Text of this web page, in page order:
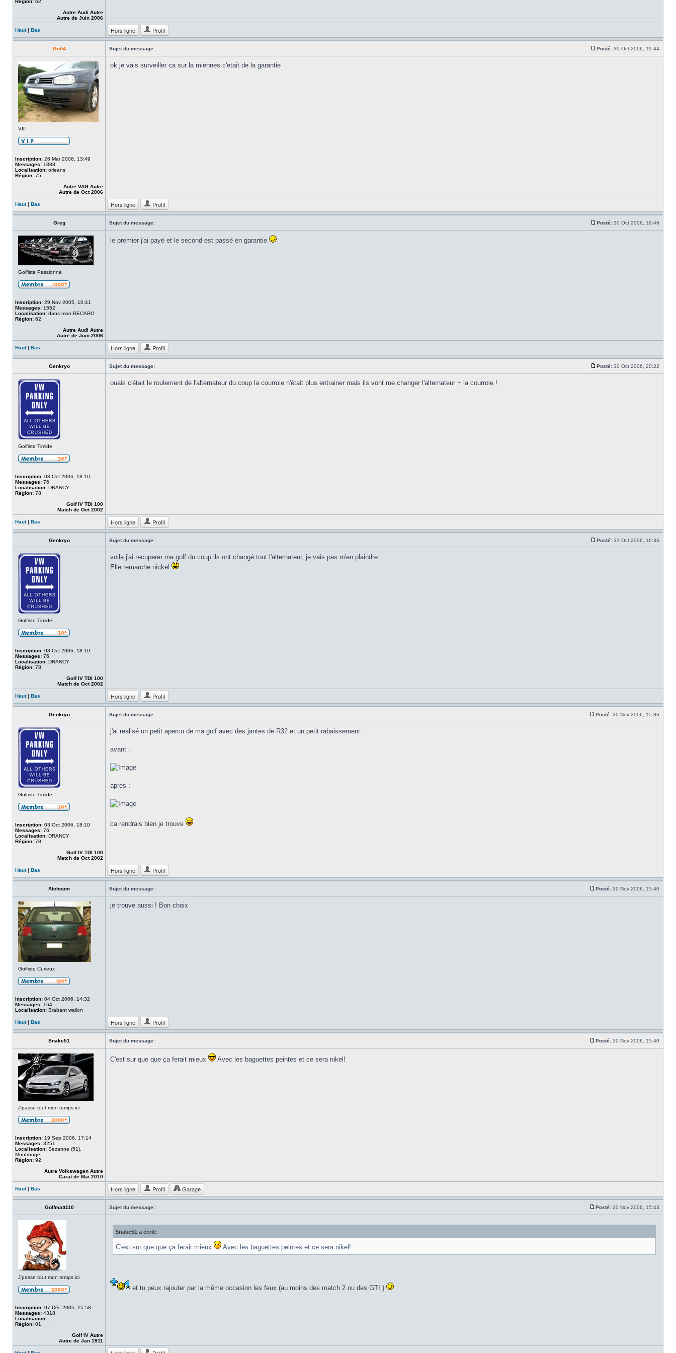
Région: 62
Autre Audi Autre
Autre de Juin 2006
Haut| Bas Hors ligne Profil
Golf4 Sujet du message: Posté: 30 Oct 2006, 19:44
VIP
Inscription: 26 Mar 2006, 13:49
Messages: 1888
Localisation: orleans
Région: 75
Autre VAG Autre
Autre de Oct 2006
ok je vais surveiller ca sur la miennes c'etait de la garantie
Haut| Bas Hors ligne Profil
Greg Sujet du message: Posté: 30 Oct 2006, 19:46
Golfiste Passionné
Inscription: 29 Nov 2005, 10:41
Messages: 1552
Localisation: dans mon RECARO
Région: 62
Autre Audi Autre
Autre de Juin 2006
le premier j'ai payé et le second est passé en garantie
Haut| Bas Hors ligne Profil
Genkryo Sujet du message: Posté: 30 Oct 2006, 20:22
Golfiste Timide
Inscription: 03 Oct 2006, 18:10
Messages: 76
Localisation: DRANCY
Région: 78
Golf IV TDI 100
Match de Oct 2002
ouais c'était le roulement de l'alternateur du coup la courroie n'était plus entrainer mais ils vont me changer l'alternateur + la courroie !
Haut| Bas Hors ligne Profil
Genkryo Sujet du message: Posté: 31 Oct 2006, 16:36
Golfiste Timide
Inscription: 03 Oct 2006, 18:10
Messages: 76
Localisation: DRANCY
Région: 78
Golf IV TDI 100
Match de Oct 2002
voila j'ai recuperer ma golf du coup ils ont changé tout l'alternateur, je vais pas m'en plaindre.
Elle remarche nickel
Haut| Bas Hors ligne Profil
Genkryo Sujet du message: Posté: 20 Nov 2006, 15:36
Golfiste Timide
Inscription: 03 Oct 2006, 18:10
Messages: 76
Localisation: DRANCY
Région: 78
Golf IV TDI 100
Match de Oct 2002
j'ai realisé un petit apercu de ma golf avec des jantes de R32 et un petit rabaissement :
avant :
apres :
ca rendrais bien je trouve
Haut| Bas Hors ligne Profil
Atchoum Sujet du message: Posté: 20 Nov 2006, 15:40
Golfiste Curieux
Inscription: 04 Oct 2006, 14:32
Messages: 164
Localisation: Brabant wallon
je trouve aussi ! Bon choix
Haut| Bas Hors ligne Profil
Snake51 Sujet du message: Posté: 20 Nov 2006, 15:40
J'passe tout mon temps ici
Inscription: 19 Sep 2006, 17:14
Messages: 3251
Localisation: Sezanne (51),
Montrouge
Région: 92
Autre Volkswagen Autre
Carat de Mai 2010
C'est sur que que ça ferait mieux Avec les baguettes peintes et ce sera nikel!
Haut| Bas Hors ligne Profil Garage
Golfmatt110 Sujet du message: Posté: 20 Nov 2006, 15:43
J'passe tout mon temps ici
Inscription: 07 Déc 2005, 15:58
Messages: 4318
Localisation:
Région: 01
Golf IV Autre
Autre de Jan 1911
Snake51 a écrit:
C'est sur que que ça ferait mieux Avec les baguettes peintes et ce sera nikel!
et tu peux rajouter par la même occasion les feux (au moins des match 2 ou des GTI )